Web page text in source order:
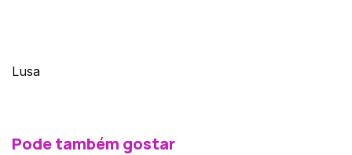
Lusa
Pode também gostar